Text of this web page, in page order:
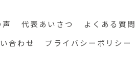
代表あいさつ よくある質問
合わせ プライバシーポリシー